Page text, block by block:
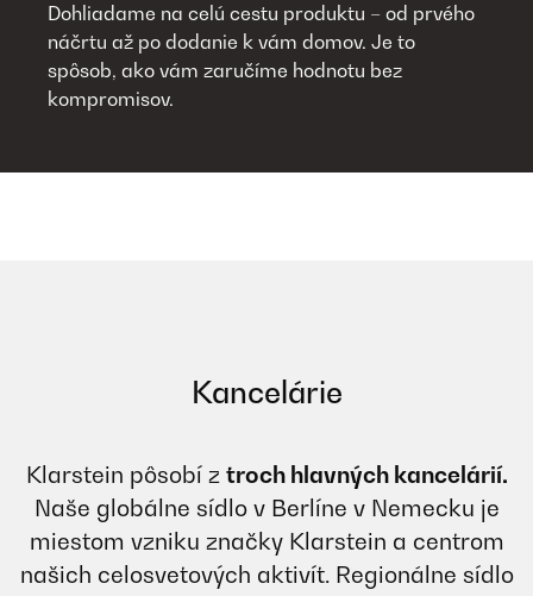
Dohliadame na celú cestu produktu – od prvého
náčrtu až po dodanie k vám domov. Je to
spôsob, ako vám zaručíme hodnotu bez
kompromisov.
Kancelárie
Klarstein pôsobí z troch hlavných kancelárií.
Naše globálne sídlo v Berlíne v Nemecku je
miestom vzniku značky Klarstein a centrom
našich celosvetových aktivít. Regionálne sídlo